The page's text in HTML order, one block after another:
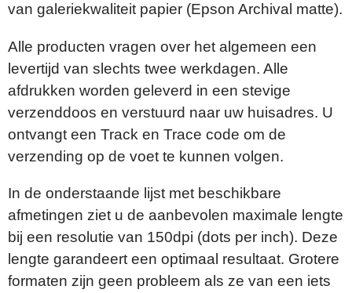
van galeriekwaliteit papier (Epson Archival matte).
Alle producten vragen over het algemeen een
levertijd van slechts twee werkdagen. Alle
afdrukken worden geleverd in een stevige
verzenddoos en verstuurd naar uw huisadres. U
ontvangt een Track en Trace code om de
verzending op de voet te kunnen volgen.
In de onderstaande lijst met beschikbare
afmetingen ziet u de aanbevolen maximale lengte
bij een resolutie van 150dpi (dots per inch). Deze
lengte garandeert een optimaal resultaat. Grotere
formaten zijn geen probleem als ze van een iets